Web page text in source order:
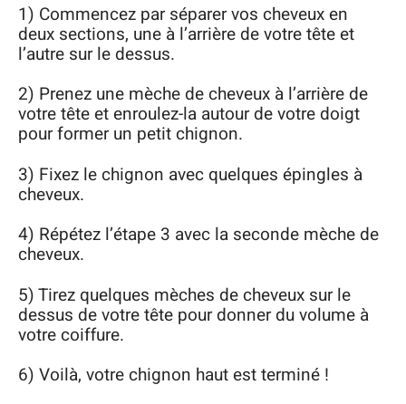
1) Commencez par séparer vos cheveux en
deux sections, une à l’arrière de votre tête et
l’autre sur le dessus.
2) Prenez une mèche de cheveux à l’arrière de
votre tête et enroulez-la autour de votre doigt
pour former un petit chignon.
3) Fixez le chignon avec quelques épingles à
cheveux.
4) Répétez l’étape 3 avec la seconde mèche de
cheveux.
5) Tirez quelques mèches de cheveux sur le
dessus de votre tête pour donner du volume à
votre coiffure.
6) Voilà, votre chignon haut est terminé !